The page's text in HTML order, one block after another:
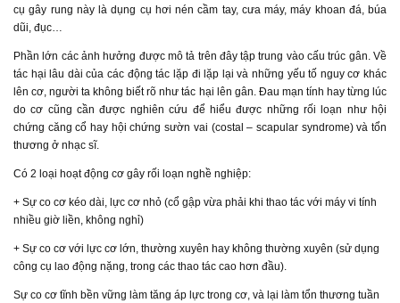
cụ gây rung này là dụng cụ hơi nén cầm tay, cưa máy, máy khoan đá, búa
dũi, đục…
Phần lớn các ảnh hưởng được mô tả trên đây tập trung vào cấu trúc gân. Về
tác hại lâu dài của các động tác lặp đi lặp lại và những yếu tố nguy cơ khác
lên cơ, người ta không biết rõ như tác hại lên gân. Đau mạn tính hay từng lúc
do cơ cũng cần được nghiên cứu để hiểu được những rối loạn như hội
chứng căng cổ hay hội chứng sườn vai (costal – scapular syndrome) và tổn
thương ở nhạc sĩ.
Có 2 loại hoạt động cơ gây rối loạn nghề nghiệp:
+ Sự co cơ kéo dài, lực cơ nhỏ (cổ gập vừa phải khi thao tác với máy vi tính
nhiều giờ liền, không nghỉ)
+ Sự co cơ với lực cơ lớn, thường xuyên hay không thường xuyên (sử dụng
công cụ lao động nặng, trong các thao tác cao hơn đầu).
Sự co cơ tĩnh bền vững làm tăng áp lực trong cơ, và lại làm tổn thương tuần